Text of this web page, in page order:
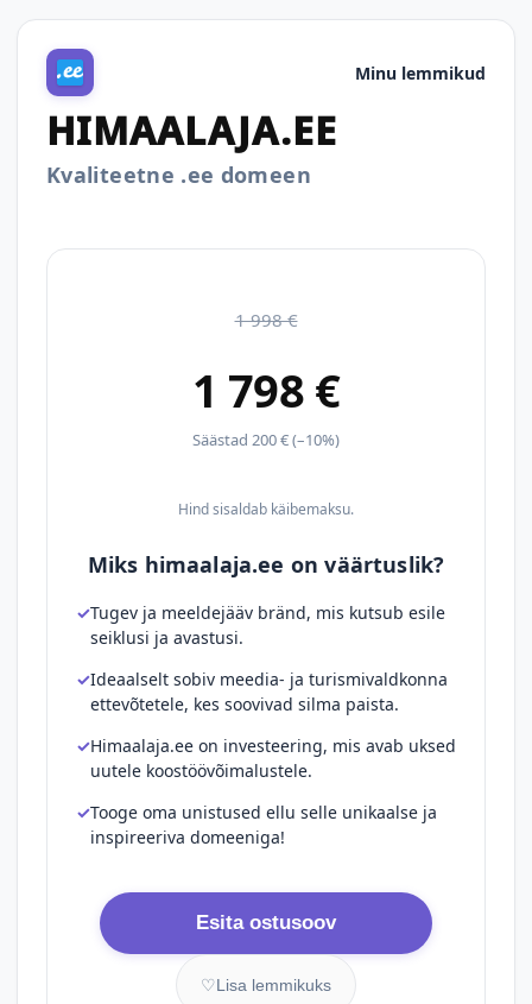
Minu lemmikud
HIMAALAJA.EE
Kvaliteetne .ee domeen
1 998 €
1 798 €
Säästad 200 € (–10%)
Hind sisaldab käibemaksu.
Miks himaalaja.ee on väärtuslik?
Tugev ja meeldejääv bränd, mis kutsub esile
seiklusi ja avastusi.
Ideaalselt sobiv meedia- ja turismivaldkonna
ettevõtetele, kes soovivad silma paista.
Himaalaja.ee on investeering, mis avab uksed
uutele koostöövõimalustele.
Tooge oma unistused ellu selle unikaalse ja
inspireeriva domeeniga!
Esita ostusoov
♡Lisa lemmikuks